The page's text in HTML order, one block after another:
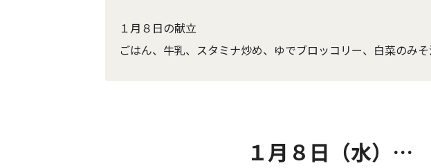
１月８日の献立
ごはん、牛乳、スタミナ炒め、ゆでブロッコリー、白菜のみ
１月８日（水）…